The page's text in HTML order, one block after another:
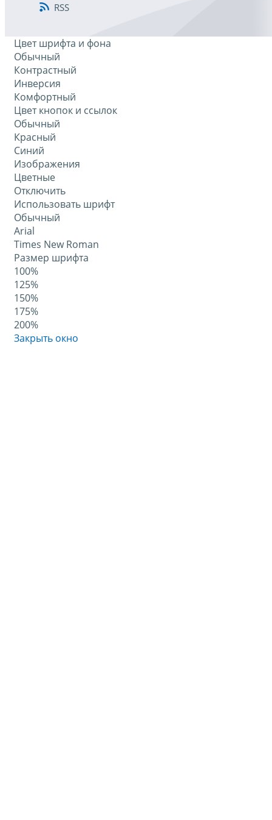
RSS
Цвет шрифта и фона
Обычный
Контрастный
Инверсия
Комфортный
Цвет кнопок и ссылок
Обычный
Красный
Синий
Изображения
Цветные
Отключить
Использовать шрифт
Обычный
Arial
Times New Roman
Размер шрифта
100%
125%
150%
175%
200%
Закрыть окно